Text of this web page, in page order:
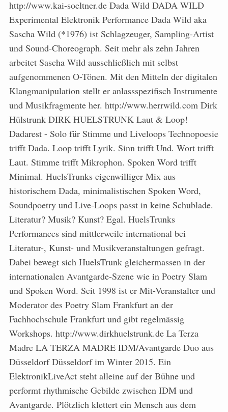
http://www.kai-soeltner.de Dada Wild DADA WILD
Experimental Elektronik Performance Dada Wild aka
Sascha Wild (*1976) ist Schlagzeuger, Sampling-Artist
und Sound-Choreograph. Seit mehr als zehn Jahren
arbeitet Sascha Wild ausschließlich mit selbst
aufgenommenen O-Tönen. Mit den Mitteln der digitalen
Klangmanipulation stellt er anlassspezifisch Instrumente
und Musikfragmente her. http://www.herrwild.com Dirk
Hülstrunk DIRK HUELSTRUNK Laut & Loop!
Dadarest - Solo für Stimme und Liveloops Technopoesie
trifft Dada. Loop trifft Lyrik. Sinn trifft Und. Wort trifft
Laut. Stimme trifft Mikrophon. Spoken Word trifft
Minimal. HuelsTrunks eigenwilliger Mix aus
historischem Dada, minimalistischen Spoken Word,
Soundpoetry und Live-Loops passt in keine Schublade.
Literatur? Musik? Kunst? Egal. HuelsTrunks
Performances sind mittlerweile international bei
Literatur-, Kunst- und Musikveranstaltungen gefragt.
Dabei bewegt sich HuelsTrunk gleichermassen in der
internationalen Avantgarde-Szene wie in Poetry Slam
und Spoken Word. Seit 1998 ist er Mit-Veranstalter und
Moderator des Poetry Slam Frankfurt an der
Fachhochschule Frankfurt und gibt regelmässig
Workshops. http://www.dirkhuelstrunk.de La Terza
Madre LA TERZA MADRE IDM/Avantgarde Duo aus
Düsseldorf Düsseldorf im Winter 2015. Ein
ElektronikLiveAct steht alleine auf der Bühne und
performt rhythmische Gebilde zwischen IDM und
Avantgarde. Plötzlich klettert ein Mensch aus dem